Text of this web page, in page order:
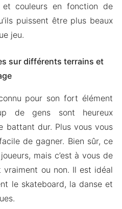
couleurs en fonction de
puissent être plus beaux
jeu.
sur différents terrains et
pour son fort élément
de gens sont heureux
battant dur. Plus vous vous
de gagner. Bien sûr, ce
mais c’est à vous de
vraiment ou non. Il est idéal
le skateboard, la danse et